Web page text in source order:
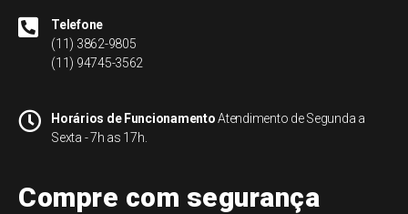
Telefone
(11) 3862-9805
(11) 94745-3562
Horários de FuncionamentoAtendimento de Segunda a
Sexta - 7h as 17h.
Compre com segurança